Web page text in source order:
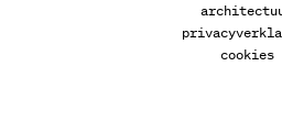
cookies